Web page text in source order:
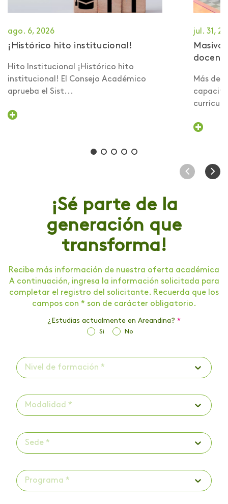
ago. 6, 2026
¡Histórico hito institucional!
Hito Institucional ¡Histórico hito
institucional! El Consejo Académico
aprueba el Sist...
jul. 31,
Más de
¡Sé parte de la
generación que
transforma!
Recibe más información de nuestra oferta académica
A continuación, ingresa la información solicitada para
completar el registro del solicitante. Recuerda que los
campos con * son de carácter obligatorio.
¿Estudias actualmente en Areandina? *
Si No
Nivel de formación *
Modalidad *
Sede *
Programa *